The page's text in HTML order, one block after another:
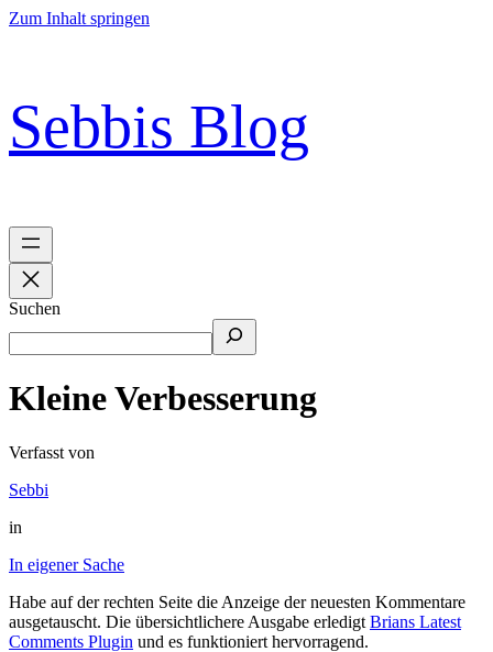
Zum Inhalt springen
Sebbis Blog
Suchen
Kleine Verbesserung
Verfasst von
Sebbi
in
In eigener Sache
Habe auf der rechten Seite die Anzeige der neuesten Kommentare
ausgetauscht. Die übersichtlichere Ausgabe erledigt Brians Latest
Comments Plugin und es funktioniert hervorragend.